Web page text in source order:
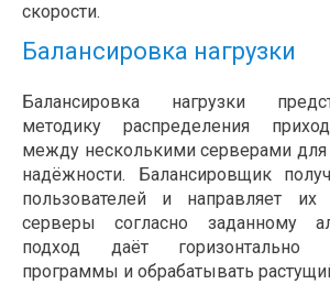
скорости.
Балансировка нагрузки
Балансировка нагрузки
методику распределения
между несколькими серверами для
надёжности. Балансировщик
пользователей и направляет
серверы согласно заданному
подход даёт горизонтально
программы и обрабатывать